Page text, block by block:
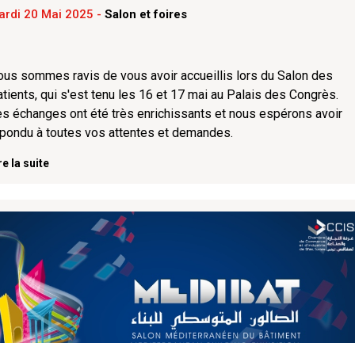
20 Mai 2025 - Salon et foires
sommes ravis de vous avoir accueillis lors du Salon des
qui s'est tenu les 16 et 17 mai au Palais des Congrès.
échanges ont été très enrichissants et nous espérons avoir
à toutes vos attentes et demandes.
la suite